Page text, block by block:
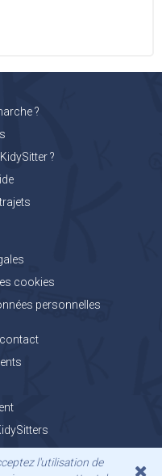
?
?
cookies
personnelles
l'utilisation de